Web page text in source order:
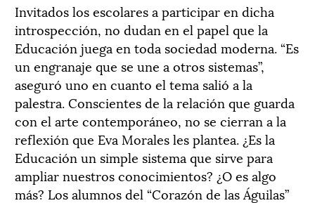
Invitados los escolares a participar en dicha
introspección, no dudan en el papel que la
Educación juega en toda sociedad moderna. “Es
un engranaje que se une a otros sistemas”,
aseguró uno en cuanto el tema salió a la
palestra. Conscientes de la relación que guarda
con el arte contemporáneo, no se cierran a la
reflexión que Eva Morales les plantea. ¿Es la
Educación un simple sistema que sirve para
ampliar nuestros conocimientos? ¿O es algo
más? Los alumnos del “Corazón de las Águilas”